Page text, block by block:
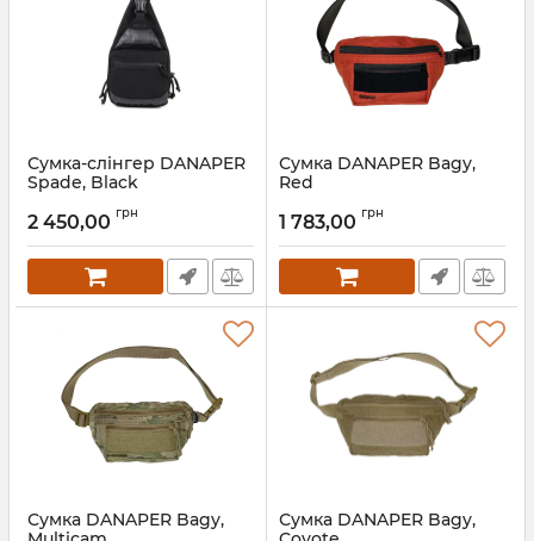
Сумка-слінгер DANAPER
Spade, Black
2 450,00 грн
Сумка DANAPER Bagy,
Red
1 783,00 грн
Сумка DANAPER Bagy,
Сумка DANAPER Bagy,